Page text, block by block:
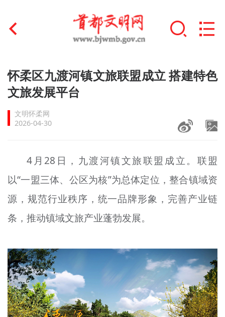
首页
文明创建
文明实践
未成年人思想道德建设
榜样人物
+
身边好人
北京宣传文化引导基金
宣传思想文化人才
专题
怀柔区九渡河镇文旅联盟成立 搭建特色
文旅发展平台
文明怀柔网
2026-04-30
4月28日，九渡河镇文旅联盟成立。联盟
以“一盟三体、公区为核”为总体定位，整合镇域资
源，规范行业秩序，统一品牌形象，完善产业链
条，推动镇域文旅产业蓬勃发展。